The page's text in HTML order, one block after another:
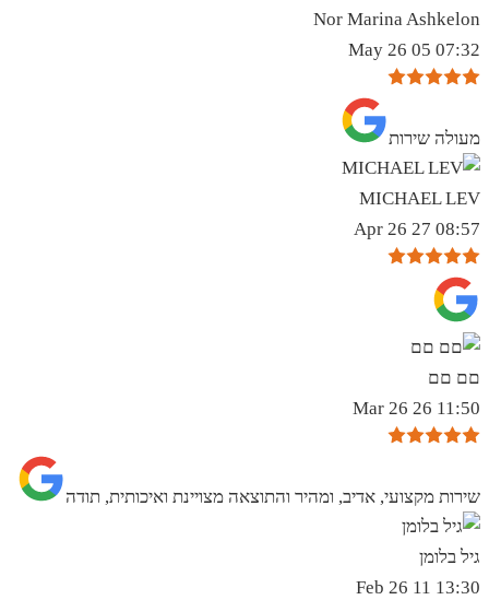
Nor Marina Ashkelon
07:32 05 May 26
מעולה שירות
MICHAEL LEV
08:57 27 Apr 26
םם םם
11:50 26 Mar 26
שירות מקצועי, אדיב, ומהיר והתוצאה מצויינת ואיכותית, תודה
גיל בלומן
13:30 11 Feb 26